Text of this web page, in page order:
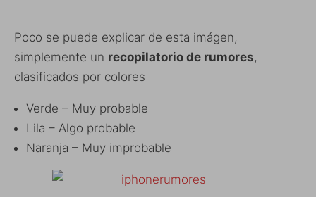
Poco se puede explicar de esta imágen,
simplemente un recopilatorio de rumores,
clasificados por colores
Verde – Muy probable
Lila – Algo probable
Naranja – Muy improbable